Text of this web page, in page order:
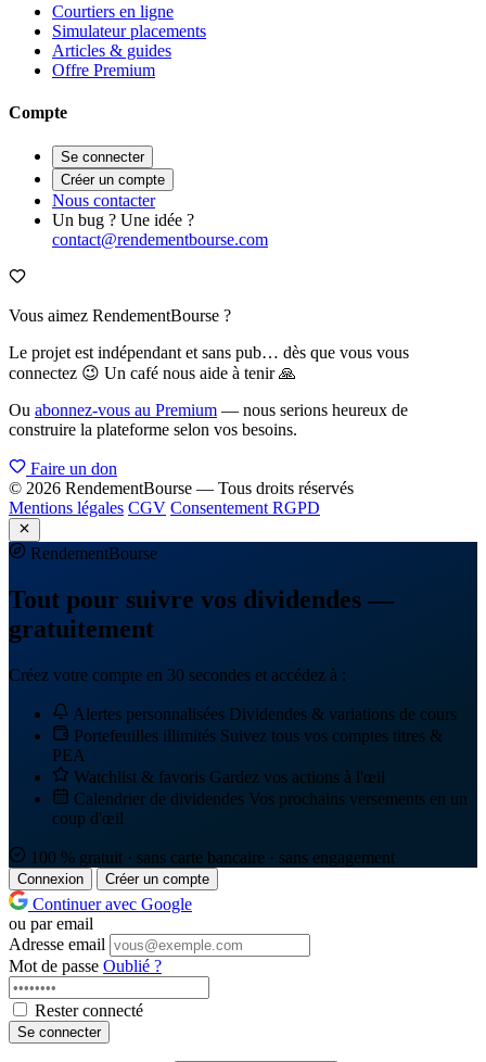
Courtiers en ligne
Simulateur placements
Articles & guides
Offre Premium
Compte
Se connecter
Créer un compte
Nous contacter
Un bug ? Une idée ?
contact@rendementbourse.com
Vous aimez RendementBourse ?
Le projet est indépendant et sans pub… dès que vous vous
connectez 😉 Un café nous aide à tenir 🙏
Ou abonnez-vous au Premium — nous serions heureux de
construire la plateforme selon vos besoins.
Faire un don
© 2026 RendementBourse — Tous droits réservés
Mentions légales CGV Consentement RGPD
RendementBourse
Tout pour suivre vos dividendes —
gratuitement
Créez votre compte en 30 secondes et accédez à :
Alertes personnalisées Dividendes & variations de cours
Portefeuilles illimités Suivez tous vos comptes titres &
PEA
Watchlist & favoris Gardez vos actions à l'œil
Calendrier de dividendes Vos prochains versements en un
coup d'œil
100 % gratuit · sans carte bancaire · sans engagement
Connexion Créer un compte
Continuer avec Google
ou par email
Adresse email
Mot de passe Oublié ?
Rester connecté
Se connecter